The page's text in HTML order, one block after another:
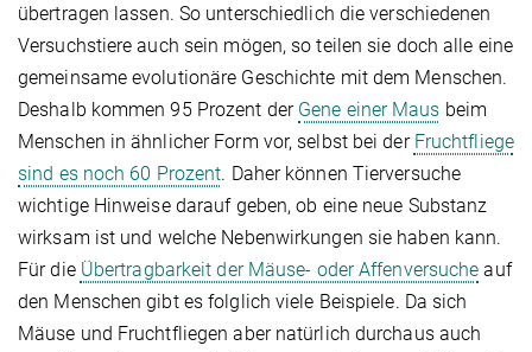
übertragen lassen. So unterschiedlich die verschiedenen
Versuchstiere auch sein mögen, so teilen sie doch alle eine
gemeinsame evolutionäre Geschichte mit dem Menschen.
Deshalb kommen 95 Prozent der Gene einer Maus beim
Menschen in ähnlicher Form vor, selbst bei der Fruchtfliege
sind es noch 60 Prozent. Daher können Tierversuche
wichtige Hinweise darauf geben, ob eine neue Substanz
wirksam ist und welche Nebenwirkungen sie haben kann.
Für die Übertragbarkeit der Mäuse- oder Affenversuche auf
den Menschen gibt es folglich viele Beispiele. Da sich
Mäuse und Fruchtfliegen aber natürlich durchaus auch